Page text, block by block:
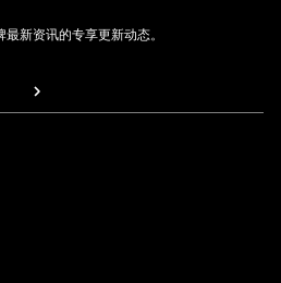
新资讯的专享更新动态。